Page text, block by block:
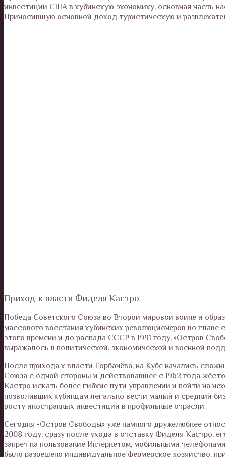
инвестиции США в кубинскую экономику, основная часть
Приносившую основной доход туристическую и
Приход к власти Фиделя Кастро
Победа Советского Союза во Второй мировой войне и
массового восстания кубинских революционеров во
этого времени и до распада СССР в 1991 году, «Остров
выражалось в политической, экономической и военной
После прихода к власти Горбачёва, на Кубе начались
Союза с одной стороны и действовавшее с 1962 года
Кастро искать более гибкие пути управлении и пойти на
позволивших кубинцам легально вести малый и средний
росту иностранных инвестиций в профильные отрасли.
Сегодня «Остров Свободы» уже намного дружелюбнее
2008 году, сразу после ухода в отставку Фиделя Кастро,
запрет на пользование Интернетом, мобильными
было разрешено индивидуальное фермерское хозяйство,